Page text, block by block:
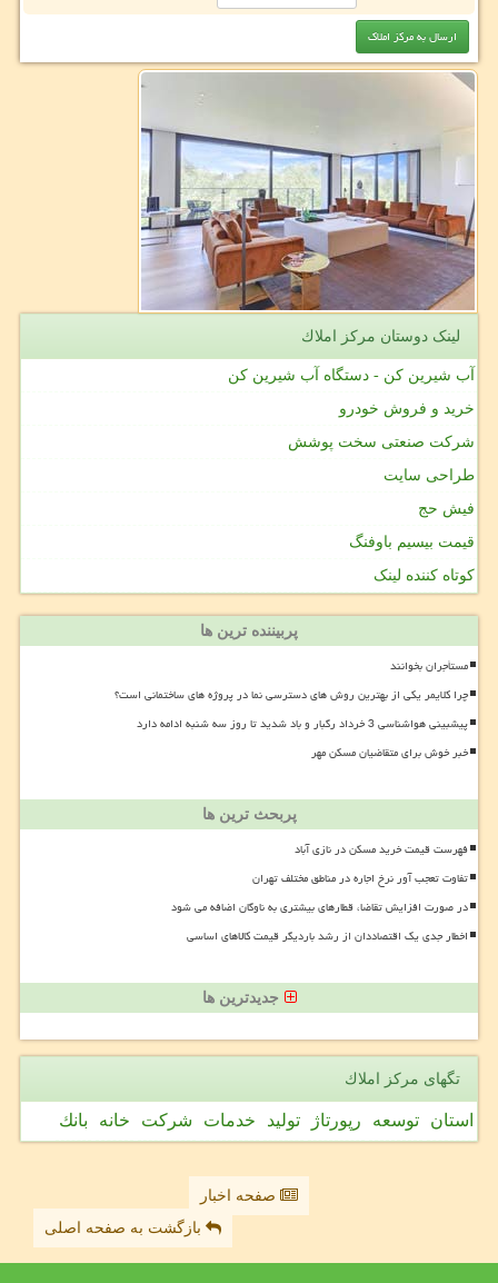
لینک دوستان مركز املاك
آب شیرین کن - دستگاه آب شیرین کن
خرید و فروش خودرو
شرکت صنعتی سخت پوشش
طراحی سایت
فیش حج
قیمت بیسیم باوفنگ
کوتاه کننده لینک
پربیننده ترین ها
مستأجران بخوانند
چرا کلایمر یکی از بهترین روش های دسترسی نما در پروژه های ساختمانی است؟
پیشبینی هواشناسی 3 خرداد رگبار و باد شدید تا روز سه شنبه ادامه دارد
خبر خوش برای متقاضیان مسکن مهر
پربحث ترین ها
فهرست قیمت خرید مسکن در نازی آباد
تفاوت تعجب آور نرخ اجاره در مناطق مختلف تهران
در صورت افزایش تقاضا، قطارهای بیشتری به ناوگان اضافه می شود
اخطار جدی یک اقتصاددان از رشد باردیگر قیمت کالاهای اساسی
جدیدترین ها
تگهای مركز املاك
استان توسعه رپورتاژ تولید خدمات شركت خانه بانك
صفحه اخبار
بازگشت به صفحه اصلی